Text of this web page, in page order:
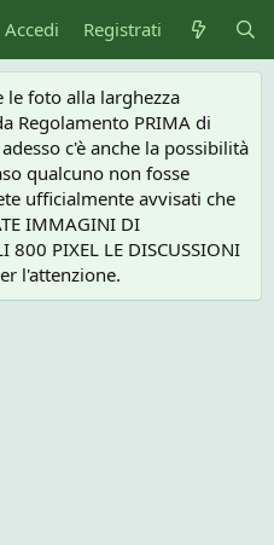
Accedi Registrati
foto alla larghezza
Regolamento PRIMA di
c'è anche la possibilità
qualcuno non fosse
ufficialmente avvisati che
IMMAGINI DI
800 PIXEL LE DISCUSSIONI
l'attenzione.